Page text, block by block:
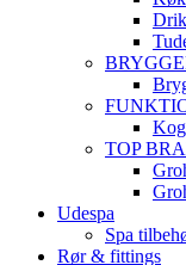
TOP
Udespa
Spa
Rør & fittings